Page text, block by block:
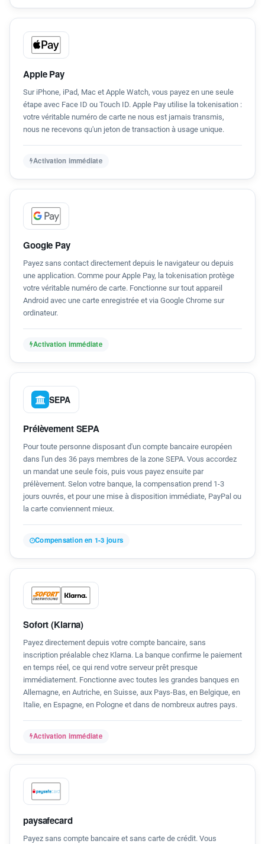
Apple Pay
Sur iPhone, iPad, Mac et Apple Watch, vous payez en une seule
étape avec Face ID ou Touch ID. Apple Pay utilise la tokenisation :
votre véritable numéro de carte ne nous est jamais transmis,
nous ne recevons qu'un jeton de transaction à usage unique.
Activation immédiate
Google Pay
Payez sans contact directement depuis le navigateur ou depuis
une application. Comme pour Apple Pay, la tokenisation protège
votre véritable numéro de carte. Fonctionne sur tout appareil
Android avec une carte enregistrée et via Google Chrome sur
ordinateur.
Activation immédiate
SEPA
Prélèvement SEPA
Pour toute personne disposant d'un compte bancaire européen
dans l'un des 36 pays membres de la zone SEPA. Vous accordez
un mandat une seule fois, puis vous payez ensuite par
prélèvement. Selon votre banque, la compensation prend 1-3
jours ouvrés, et pour une mise à disposition immédiate, PayPal ou
la carte conviennent mieux.
Compensation en 1-3 jours
Sofort (Klarna)
Payez directement depuis votre compte bancaire, sans
inscription préalable chez Klarna. La banque confirme le paiement
en temps réel, ce qui rend votre serveur prêt presque
immédiatement. Fonctionne avec toutes les grandes banques en
Allemagne, en Autriche, en Suisse, aux Pays-Bas, en Belgique, en
Italie, en Espagne, en Pologne et dans de nombreux autres pays.
Activation immédiate
paysafecard
Payez sans compte bancaire et sans carte de crédit. Vous